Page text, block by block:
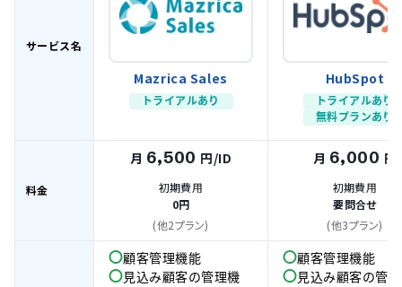
サービス名
Mazrica Sales
トライアルあり
HubSpot
トライアルあり
無料プランあり
料金
月 6,500 円/ID
初期費用
0円
(他2プラン)
月 6,000 円
初期費用
要問合せ
(他3プラン)
顧客管理機能
見込み顧客の管理機
顧客管理機能
見込み顧客の管